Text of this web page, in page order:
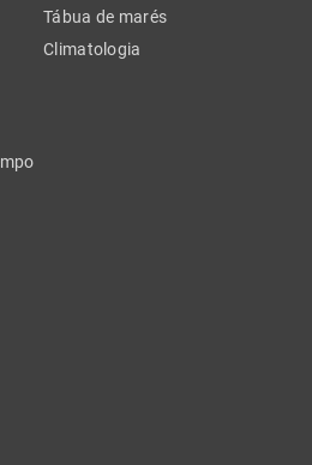
Tábua de marés
Climatologia